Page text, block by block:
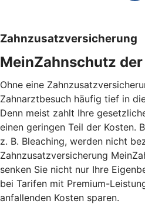
Zahnzusatzversicherung
MeinZahnschutz
Ohne eine
Zahnarztbesuch häufig tief in
Denn meist zahlt Ihre
einen geringen Teil der Kosten.
z. B. Bleaching, werden nicht
Zahnzusatzversicherung
senken Sie nicht nur Ihre
bei Tarifen mit Premium-
anfallenden Kosten sparen.